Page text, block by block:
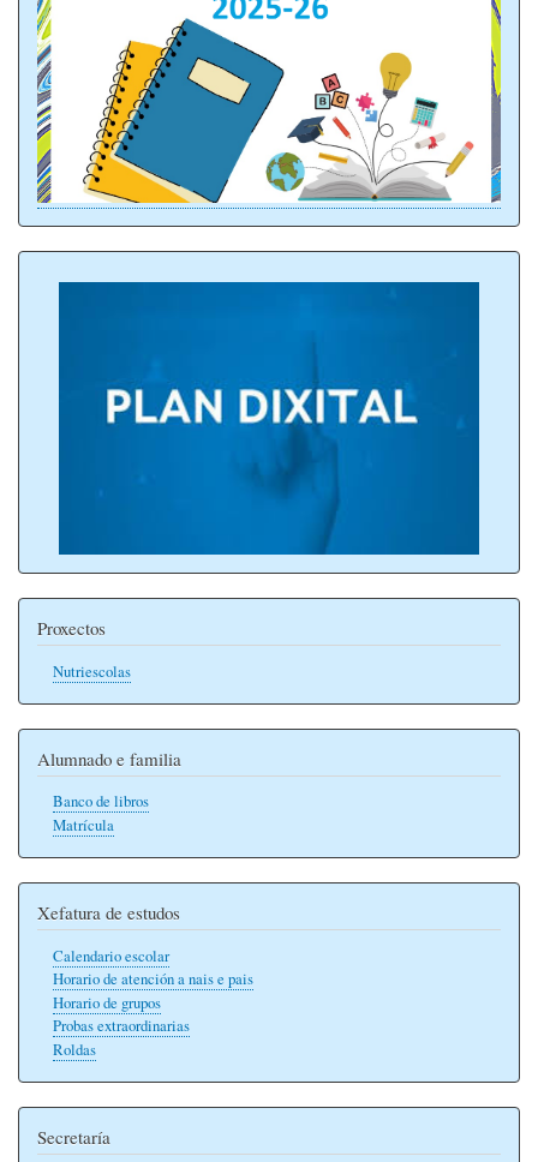
Proxectos
Nutriescolas
Alumnado e familia
Banco de libros
Matrícula
Xefatura de estudos
Calendario escolar
Horario de atención a nais e pais
Horario de grupos
Probas extraordinarias
Roldas
Secretaría